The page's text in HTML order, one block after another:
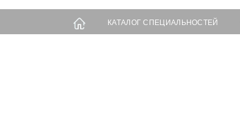
КАТАЛОГ СПЕЦИАЛЬНОСТЕЙ